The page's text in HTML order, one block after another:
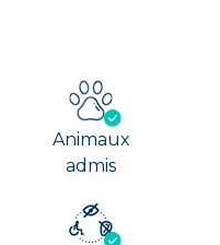
Animaux
admis